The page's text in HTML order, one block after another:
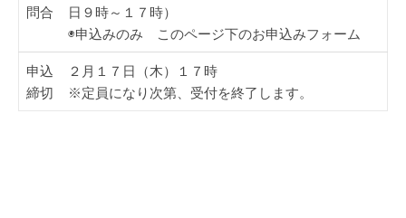
問合
日９時～１７時）
◉申込みのみ このページ下のお申込みフォーム
申込
締切
２月１７日（木）１７時
※定員になり次第、受付を終了します。